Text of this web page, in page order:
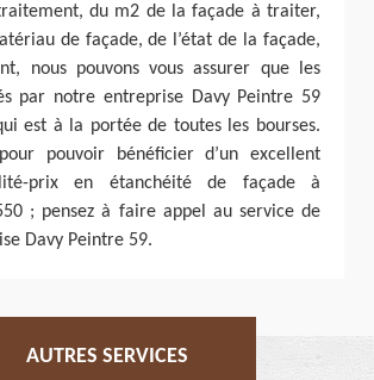
du m2 de la façade à traiter,
de façade, de l’état de la façade,
nous pouvons vous assurer que les
par notre entreprise Davy Peintre 59
est à la portée de toutes les bourses.
pouvoir bénéficier d’un excellent
prix en étanchéité de façade à
; pensez à faire appel au service de
Davy Peintre 59.
AUTRES SERVICES